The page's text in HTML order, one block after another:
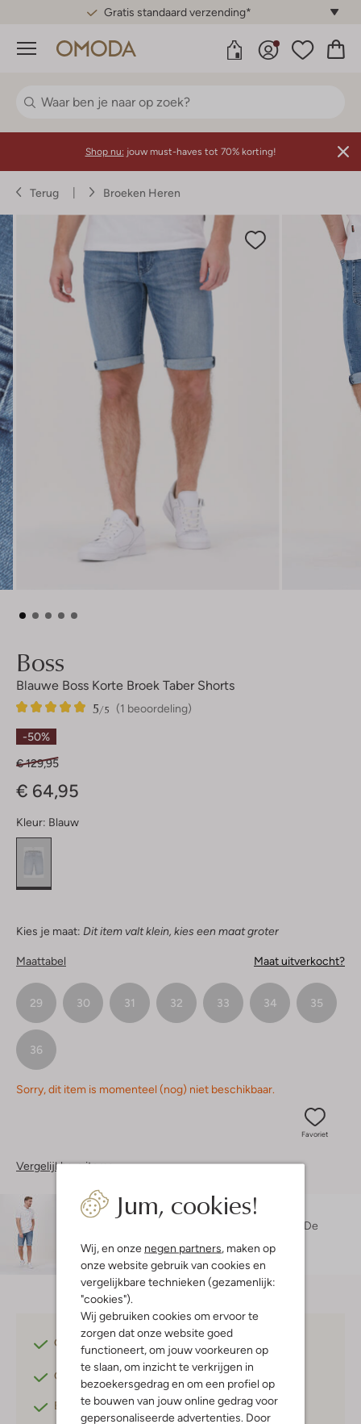
Gratis standaard verzending*
Menu
Jum, cookies!
Wij, en onze negen partners , maken op
onze website gebruik van cookies en
vergelijkbare technieken (gezamenlijk:
"cookies").
Wij gebruiken cookies om ervoor te
zorgen dat onze website goed
functioneert, om jouw voorkeuren op
te slaan, om inzicht te verkrijgen in
bezoekersgedrag en om een profiel op
te bouwen van jouw online gedrag voor
gepersonaliseerde advertenties. Door
Shop nu: jouw must-haves tot 70% korting!
Terug Broeken Heren
Boss
Blauwe Boss Korte Broek Taber Shorts
(1 beoordeling)
5/5
1
5
Sterren
-50%
€ 129,95
€ 64,95
Kleur: Blauw
Kies je maat: Dit item valt klein, kies een maat groter
Maattabel Maat uitverkocht?
29 30 31 32 33 34 35
36
Sorry, dit item is momenteel (nog) niet beschikbaar.
Favoriet
Vergelijkbare items
Maatadvies
De
pasvorm is
Gratis verzending
Gratis retourneren binnen 30 dagen*
Betaal achterafmet Klarna